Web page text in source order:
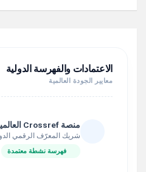
الاعتمادات والفهرسة الدولية
معايير الجودة العالمية
منصة Crossref العالمية
شريك المعرّف الرقمي
فهرسة نشطة معتمدة